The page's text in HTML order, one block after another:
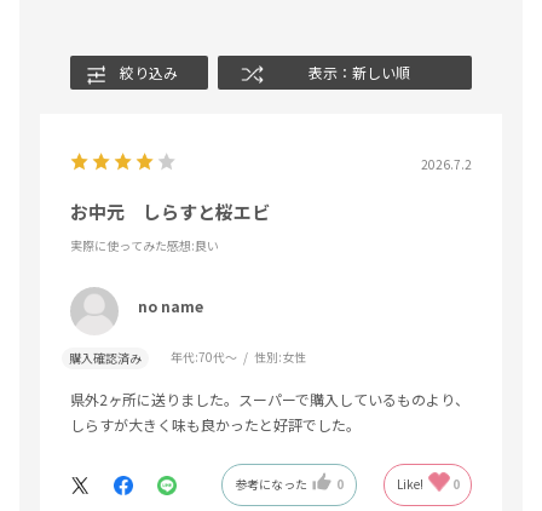
絞り込み 表示：新しい順
2026.7.2
お中元 しらすと桜エビ
実際に使ってみた感想:良い
no name
購入確認済み 年代:70代～ 性別:女性
県外2ヶ所に送りました。スーパーで購入しているものより、
しらすが大きく味も良かったと好評でした。
参考になった 0 Like! 0